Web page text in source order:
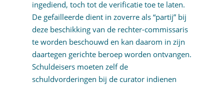
ingediend, toch tot de verificatie toe te laten.
De gefailleerde dient in zoverre als “partij” bij
deze beschikking van de rechter-commissaris
te worden beschouwd en kan daarom in zijn
daartegen gerichte beroep worden ontvangen.
Schuldeisers moeten zelf de
schuldvorderingen bij de curator indienen